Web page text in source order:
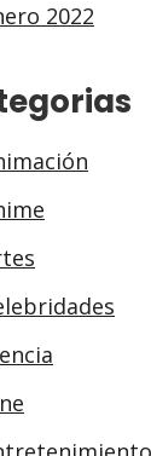
2022